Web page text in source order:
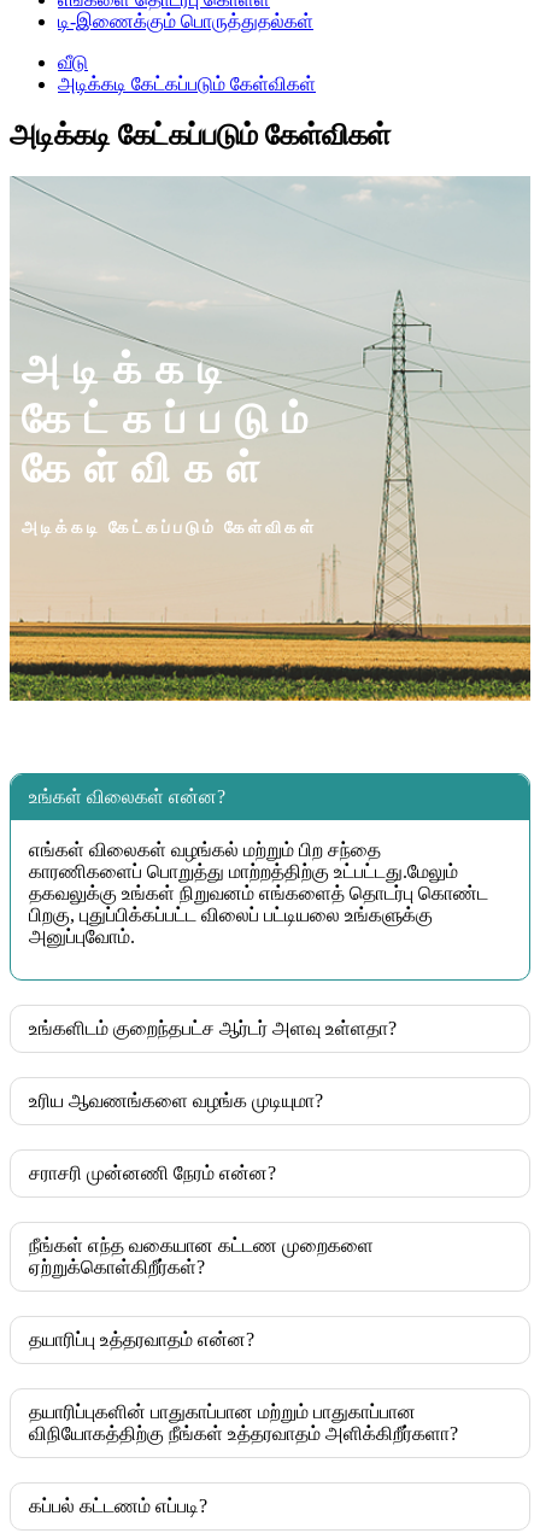
டி-இணைக்கும் பொருத்துதல்கள்
வீடு
அடிக்கடி கேட்கப்படும் கேள்விகள்
அடிக்கடி கேட்கப்படும் கேள்விகள்
அடிக்கடி
கேட்கப்படும்
கேள்விகள்
அடிக்கடி கேட்கப்படும் கேள்விகள்
உங்கள் விலைகள் என்ன?
எங்கள் விலைகள் வழங்கல் மற்றும் பிற சந்தை
காரணிகளைப் பொறுத்து மாற்றத்திற்கு உட்பட்டது.மேலும்
தகவலுக்கு உங்கள் நிறுவனம் எங்களைத் தொடர்பு கொண்ட
பிறகு, புதுப்பிக்கப்பட்ட விலைப் பட்டியலை உங்களுக்கு
அனுப்புவோம்.
உங்களிடம் குறைந்தபட்ச ஆர்டர் அளவு உள்ளதா?
உரிய ஆவணங்களை வழங்க முடியுமா?
சராசரி முன்னணி நேரம் என்ன?
நீங்கள் எந்த வகையான கட்டண முறைகளை
ஏற்றுக்கொள்கிறீர்கள்?
தயாரிப்பு உத்தரவாதம் என்ன?
தயாரிப்புகளின் பாதுகாப்பான மற்றும் பாதுகாப்பான
விநியோகத்திற்கு நீங்கள் உத்தரவாதம் அளிக்கிறீர்களா?
கப்பல் கட்டணம் எப்படி?